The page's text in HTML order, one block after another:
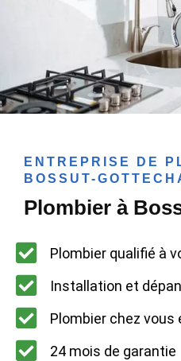
ENTREPRISE DE
BOSSUT-
Plombier à
Plombier qualifié à
Installation et
Plombier chez vous
24 mois de garantie